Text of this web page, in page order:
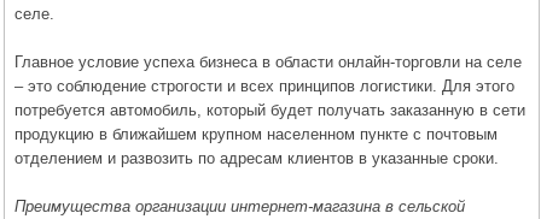
селе.
Главное условие успеха бизнеса в области онлайн-торговли на селе
– это соблюдение строгости и всех принципов логистики. Для этого
потребуется автомобиль, который будет получать заказанную в сети
продукцию в ближайшем крупном населенном пункте с почтовым
отделением и развозить по адресам клиентов в указанные сроки.
Преимущества организации интернет-магазина в сельской